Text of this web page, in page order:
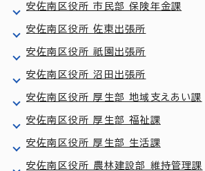
安佐南区役所 市民部 保険年金課
安佐南区役所 佐東出張所
安佐南区役所 祇園出張所
安佐南区役所 沼田出張所
安佐南区役所 厚生部 地域支えあい課
安佐南区役所 厚生部 福祉課
安佐南区役所 厚生部 生活課
安佐南区役所 農林建設部 維持管理課